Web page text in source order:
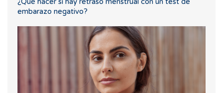
embarazo negativo?